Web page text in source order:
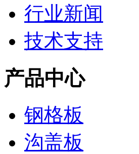
行业新闻
技术支持
产品中心
钢格板
沟盖板